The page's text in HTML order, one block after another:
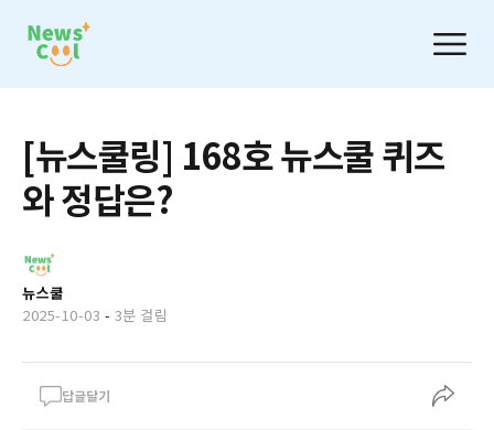
[뉴스쿨링] 168호 뉴스쿨 퀴즈
와 정답은?
뉴스쿨
2025-10-03 - 3분 걸림
답글달기